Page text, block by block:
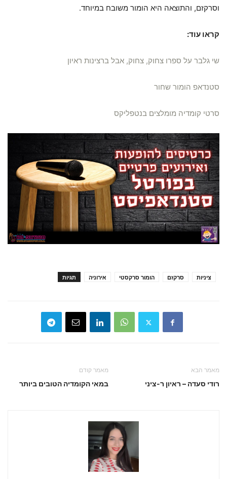
וסרקזם, והתוצאה היא הומור משובח במיוחד.
קראו עוד:
שי גלבר על ספרו צחוק, צחוק, אבל ברצינות ראיון
סטנדאפ הומור שחור
סרטי קומדיה מומלצים בנטפליקס
תגיות אירוניה הומור סרקסטי סרקזם ציניות
מאמר קודם
במאי הקומדיה הטובים ביותר
מאמר הבא
רודי סעדה – ראיון ר-ציני